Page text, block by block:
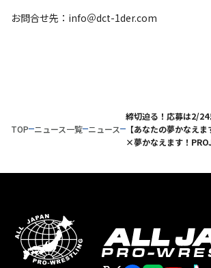
お問合せ先：info＠dct-1der.com
TOP ニュース一覧 ニュース
締切迫る！応募は2/24
【あなたの夢かなえ
×夢かなえます！